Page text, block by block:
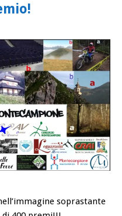
soprastante